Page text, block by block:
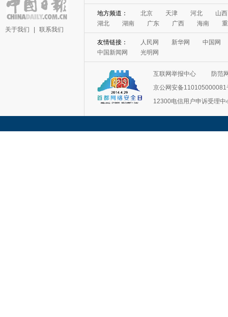
关于我们 联系我们
地方频道： 北京 天津 河北
山西
湖北
湖南 广东 广西 海南
友情链接： 人民网 新华网
中国网
中国新闻网
光明网
互联网举报中心
防范
京公网安备110105000081
12300电信用户申诉受理中